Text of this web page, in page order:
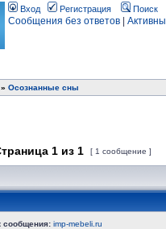
Вход Регистрация Поиск
Сообщения без ответов
» Осознанные сны
1 из 1 [ 1 сообщение ]
сообщения: imp-mebeli.ru